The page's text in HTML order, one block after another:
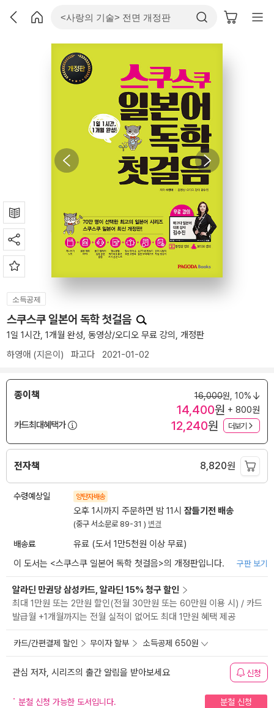
소득공제
스쿠스쿠 일본어 독학 첫걸음
1일 1시간, 1개월 완성, 동영상/오디오 무료 강의, 개정판
하영애 (지은이) 파고다 2021-01-02
종이책 16,000원, 10%
14,400원 + 800원
카드최대혜택가
12,240원 더보기
전자책 8,820원
수령예상일 양탄자배송
오후 1시까지 주문하면 밤 11시 잠들기전 배송
(중구 서소문로 89-31 ) 변경
배송료
유료 (도서 1만5천원 이상 무료)
이 도서는 <스쿠스쿠 일본어 독학 첫걸음>의 개정판입니다. 구판 보기
알라딘 만권당 삼성카드, 알라딘 15% 청구 할인
최대 1만원 또는 2만원 할인(전월 30만원 또는 60만원 이용 시) / 카드
발급월 +1개월까지는 전월 실적이 없어도 최대 1만원 혜택 제공
카드/간편결제 할인 무이자 할부 소득공제 650원
관심 저자, 시리즈의 출간 알림을 받아보세요 신청
분철 신청 가능한 도서입니다. 분철 신청